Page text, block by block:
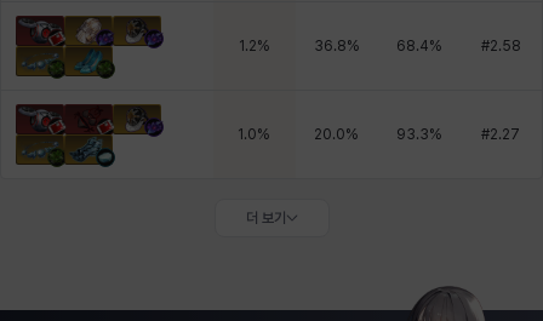
1.2% 36.8% 68.4% #2.58
1.0% 20.0% 93.3% #2.27
더 보기